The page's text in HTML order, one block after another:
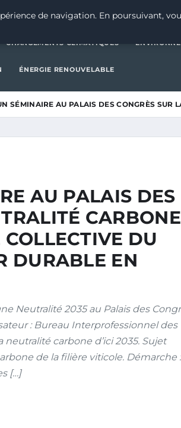
CATÉGORIE CHANGEMENTS CLIMATIQUES
CHANGEMENTS CLIMATIQUES
ÉNERGIE RENOUVELABLE
SÉMINAIRE AU PALAIS DES CONGRÈS SUR
AU PALAIS DES
CARBONE
DU
DURABLE EN
Neutralité 2035 au Palais des
: Bureau Interprofessionnel des
carbone d’ici 2035. Sujet
de la filière viticole. Démarche :
[…]
de navigation. En poursuivant,